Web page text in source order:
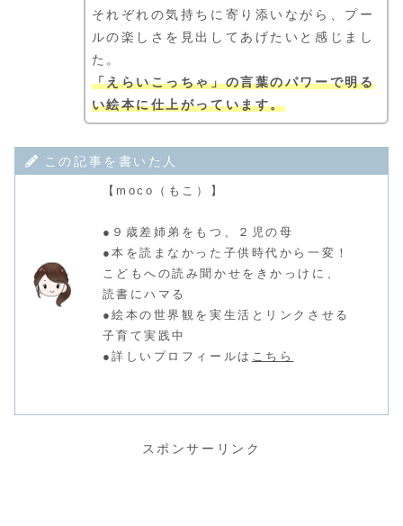
それぞれの気持ちに寄り添いながら、プー
ルの楽しさを見出してあげたいと感じまし
た。
「えらいこっちゃ」の言葉のパワーで明る
い絵本に仕上がっています。
この記事を書いた人
【moco（もこ）】
●９歳差姉弟をもつ、２児の母
●本を読まなかった子供時代から一変！
こどもへの読み聞かせをきかっけに、
読書にハマる
●絵本の世界観を実生活とリンクさせる
子育て実践中
●詳しいプロフィールは こちら
スポンサーリンク